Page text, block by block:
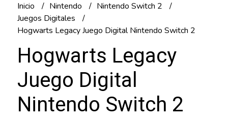
Inicio Nintendo
Nintendo Switch 2
Juegos Digitales
Hogwarts Legacy Juego Digital Nintendo Switch 2
Hogwarts Legacy
Juego Digital
Nintendo Switch 2